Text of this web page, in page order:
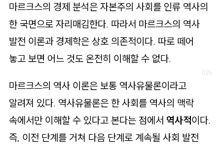
마르크스의 경제 분석은 자본주의 사회를 인류 역사의
한 국면으로 자리매김한다. 따라서 마르크스의 역사
발전 이론과 경제학은 상호 의존적이다. 따로 떼어
놓고 보면 어느 것도 온전히 이해할 수 없다.
마르크스의 역사 이론은 보통 역사유물론이라고
알려져 있다. 역사유물론은 한 사회를 역사의 맥락
속에서만 이해할 수 있다고 본다는 점에서 역사적이다.
즉, 이전 단계를 거쳐 다음 단계로 계속될 사회 발전